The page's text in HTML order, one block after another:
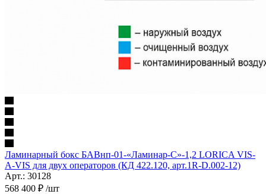
Ламинарный бокс БАВнп-01-«Ламинар-C»-1,2 LORICA VIS-
A-VIS для двух операторов (КД 422.120, арт.1R-D.002-12)
Арт.: 30128
568 400 ₽ /шт